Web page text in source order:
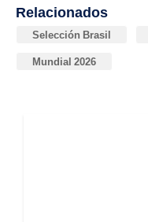
Relacionados
Selección Brasil
Mundial 2026